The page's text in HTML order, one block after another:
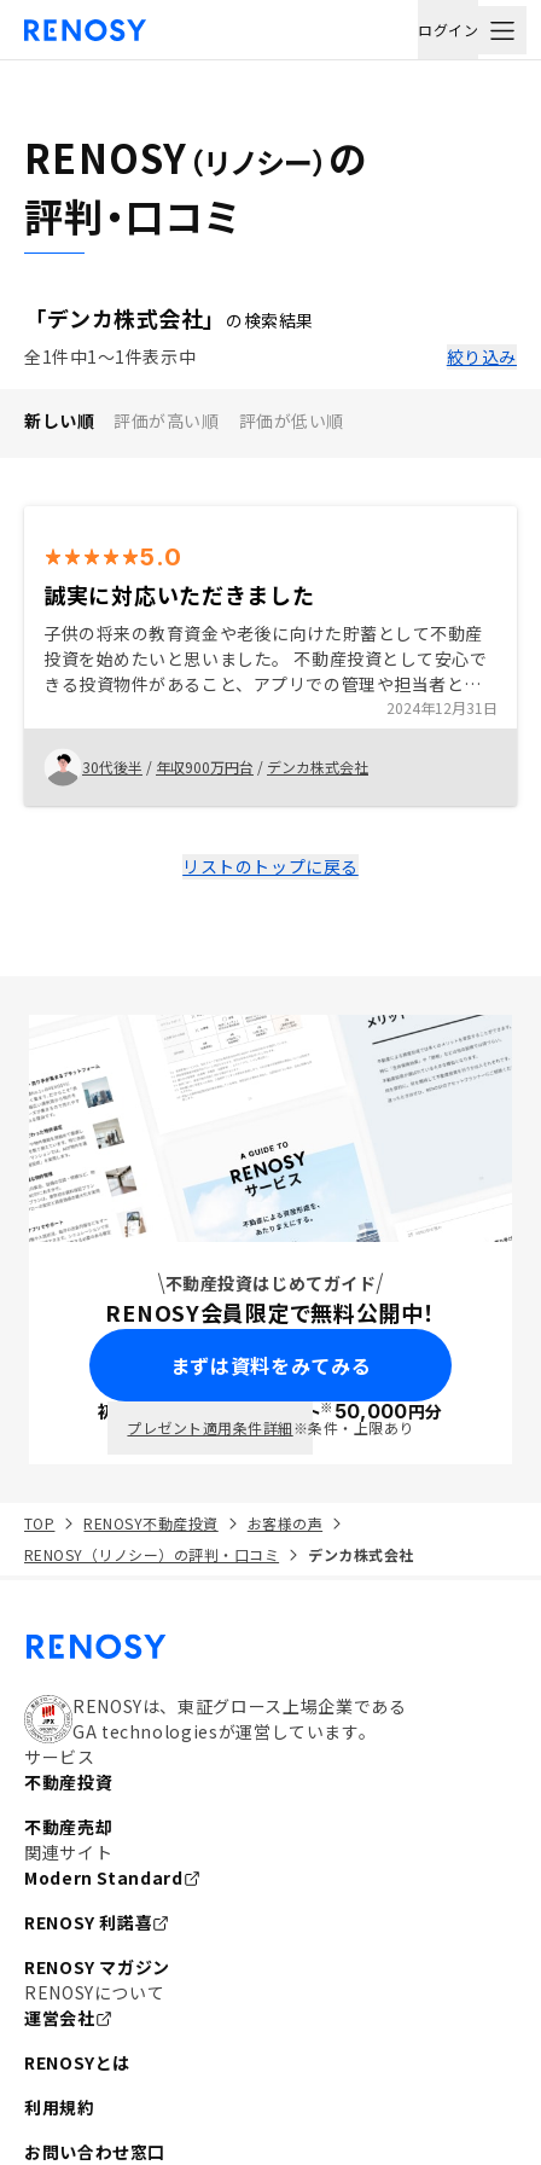
ログイン
RENOSY （リノシー） の
評判・口コミ
「デンカ株式会社」
の検索結果
全1件中1〜1件表示中
絞り込み
新しい順 評価が高い順 評価が低い順
5.0
誠実に対応いただきました
子供の将来の教育資金や老後に向けた貯蓄として不動産
投資を始めたいと思いました。 不動産投資として安心で
きる投資物件があること、アプリでの管理や担当者とす
ぐに連絡出来る関係性を構築していただき、不動産投資
のハードルが低くしてくれました。質問に対しても誠実
に納得するまで対応いただき、押し売りは全くありませ
んでした。 オススメする物件に対して、丁寧に説明いた
だきましたが、物件情報だけでなく、なぜオススメなの
います。路線の位置関係や今後の都市計画など
2024年12月31日
30代後半 / 年収900万円台 / デンカ株式会社
リストのトップに戻る
不動産投資はじめてガイド
RENOSY会員限定で無料公開中！
まずは資料をみてみる
初回面談で ポイント※50,000円分
プレゼント適用条件詳細※条件・上限あり
TOP RENOSY不動産投資
お客様の声
RENOSY（リノシー）の評判・口コミ
デンカ株式会社
RENOSYは、東証グロース上場企業である
GA technologiesが運営しています。
サービス
不動産投資
不動産売却
関連サイト
Modern Standard
RENOSY 利諾喜
RENOSY マガジン
RENOSYについて
運営会社
RENOSYとは
利用規約
お問い合わせ窓口